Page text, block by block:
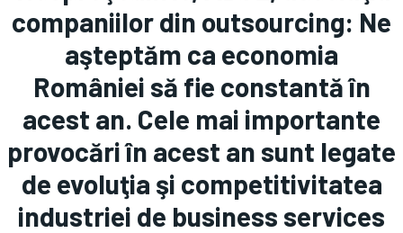
companiilor din outsourcing: Ne
aşteptăm ca economia
României să fie constantă în
acest an. Cele mai importante
provocări în acest an sunt legate
de evoluţia şi competitivitatea
industriei de business services